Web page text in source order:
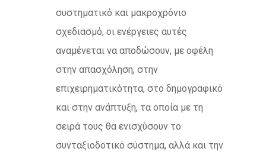
συστηματικό και μακροχρόνιο
σχεδιασμό, οι ενέργειες αυτές
αναμένεται να αποδώσουν, με οφέλη
στην απασχόληση, στην
επιχειρηματικότητα, στο δημογραφικό
και στην ανάπτυξη, τα οποία με τη
σειρά τους θα ενισχύσουν το
συνταξιοδοτικό σύστημα, αλλά και την